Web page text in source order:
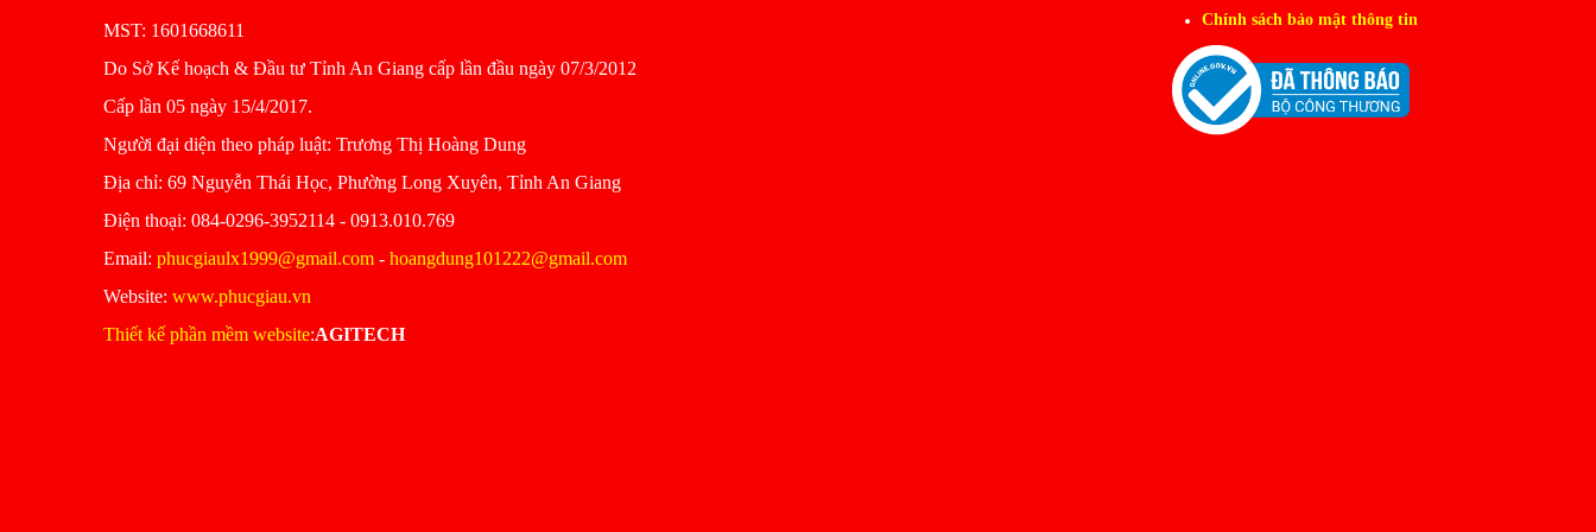
MST: 1601668611
Do Sở Kế hoạch & Đầu tư Tỉnh An Giang cấp lần đầu ngày 07/3/2012
Cấp lần 05 ngày 15/4/2017.
Người đại diện theo pháp luật: Trương Thị Hoàng Dung
Ðịa chỉ: 69 Nguyễn Thái Học, Phường Long Xuyên, Tỉnh An Giang
Ðiện thoại: 084-0296-3952114 - 0913.010.769
Email: phucgiaulx1999@gmail.com - hoangdung101222@gmail.com
Website: www.phucgiau.vn
Thiết kế phần mềm website:AGITECH
Chính sách bảo mật thông tin